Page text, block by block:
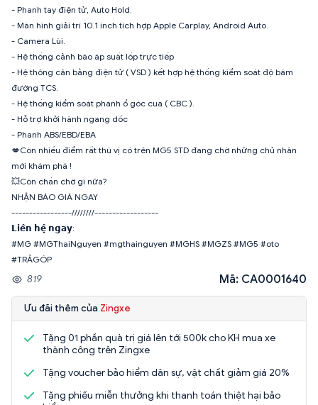
- Phanh tay điện tử, Auto Hold.
- Màn hình giải trí 10.1 inch tích hợp Apple Carplay, Android Auto.
- Camera Lùi.
- Hệ thống cảnh báo áp suất lốp trực tiếp
- Hệ thông cân bằng điện tử ( VSD ) kết hợp hệ thống kiểm soát độ bám
đường TCS.
- Hệ thống kiểm soát phanh ổ góc cua ( CBC ).
- Hỗ trợ khởi hành ngang dốc
- Phanh ABS/EBD/EBA
💋Còn nhiều điểm rất thú vị có trên MG5 STD đang chờ những chủ nhân
mới khám phá !
💥Còn chần chờ gì nữa?
NHẬN BÁO GIÁ NGAY
-----------------////////------------------
𝗟𝗶𝗲̂𝗻 𝗵𝗲̣̂ 𝗻𝗴𝗮𝘆:
#MG #MGThaiNguyen #mgthainguyen #MGHS #MGZS #MG5 #oto
#TRẢGÓP
819 Mã: CA0001640
Ưu đãi thêm của Zingxe
Tặng 01 phần quà trị giá lên tới 500k cho KH mua xe
thành công trên Zingxe
Tặng voucher bảo hiểm dân sự, vật chất giảm giá 20%
Tặng phiếu miễn thưởng khi thanh toán thiệt hại bảo